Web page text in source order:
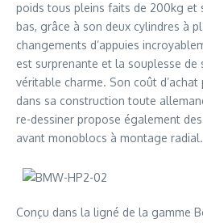
poids tous pleins faits de 200kg et
bas, grâce à son deux cylindres à
changements d’appuies
est surprenante et la souplesse de
véritable charme. Son coût
dans sa construction toute
re-dessiner propose également
avant monoblocs à montage radial.
Conçu dans la ligné de la gamme